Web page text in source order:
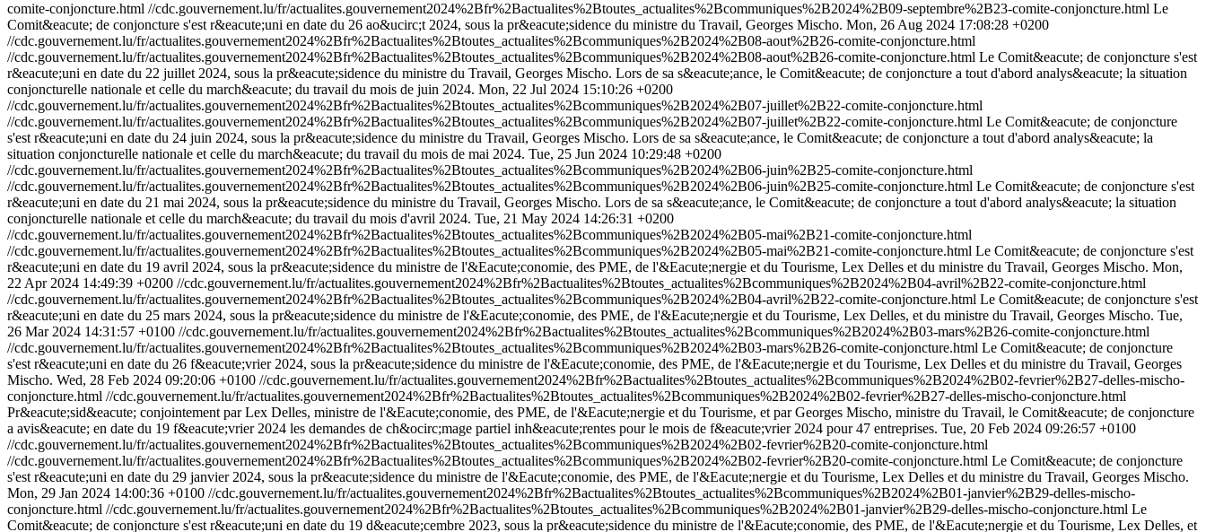
comite-conjoncture.html //cdc.gouvernement.lu/fr/actualites.gouvernement2024%2Bfr%2Bactualites%2Btoutes_actualites%2Bcommuniques%2B2024%2B09-septembre%2B23-comite-conjoncture.html Le
Comit&eacute; de conjoncture s'est r&eacute;uni en date du 26 ao&ucirc;t 2024, sous la pr&eacute;sidence du ministre du Travail, Georges Mischo. Mon, 26 Aug 2024 17:08:28 +0200
//cdc.gouvernement.lu/fr/actualites.gouvernement2024%2Bfr%2Bactualites%2Btoutes_actualites%2Bcommuniques%2B2024%2B08-aout%2B26-comite-conjoncture.html
//cdc.gouvernement.lu/fr/actualites.gouvernement2024%2Bfr%2Bactualites%2Btoutes_actualites%2Bcommuniques%2B2024%2B08-aout%2B26-comite-conjoncture.html Le Comit&eacute; de conjoncture s'est
r&eacute;uni en date du 22 juillet 2024, sous la pr&eacute;sidence du ministre du Travail, Georges Mischo. Lors de sa s&eacute;ance, le Comit&eacute; de conjoncture a tout d'abord analys&eacute; la situation
conjoncturelle nationale et celle du march&eacute; du travail du mois de juin 2024. Mon, 22 Jul 2024 15:10:26 +0200
//cdc.gouvernement.lu/fr/actualites.gouvernement2024%2Bfr%2Bactualites%2Btoutes_actualites%2Bcommuniques%2B2024%2B07-juillet%2B22-comite-conjoncture.html
//cdc.gouvernement.lu/fr/actualites.gouvernement2024%2Bfr%2Bactualites%2Btoutes_actualites%2Bcommuniques%2B2024%2B07-juillet%2B22-comite-conjoncture.html Le Comit&eacute; de conjoncture
s'est r&eacute;uni en date du 24 juin 2024, sous la pr&eacute;sidence du ministre du Travail, Georges Mischo. Lors de sa s&eacute;ance, le Comit&eacute; de conjoncture a tout d'abord analys&eacute; la
situation conjoncturelle nationale et celle du march&eacute; du travail du mois de mai 2024. Tue, 25 Jun 2024 10:29:48 +0200
//cdc.gouvernement.lu/fr/actualites.gouvernement2024%2Bfr%2Bactualites%2Btoutes_actualites%2Bcommuniques%2B2024%2B06-juin%2B25-comite-conjoncture.html
//cdc.gouvernement.lu/fr/actualites.gouvernement2024%2Bfr%2Bactualites%2Btoutes_actualites%2Bcommuniques%2B2024%2B06-juin%2B25-comite-conjoncture.html Le Comit&eacute; de conjoncture s'est
r&eacute;uni en date du 21 mai 2024, sous la pr&eacute;sidence du ministre du Travail, Georges Mischo. Lors de sa s&eacute;ance, le Comit&eacute; de conjoncture a tout d'abord analys&eacute; la situation
conjoncturelle nationale et celle du march&eacute; du travail du mois d'avril 2024. Tue, 21 May 2024 14:26:31 +0200
//cdc.gouvernement.lu/fr/actualites.gouvernement2024%2Bfr%2Bactualites%2Btoutes_actualites%2Bcommuniques%2B2024%2B05-mai%2B21-comite-conjoncture.html
//cdc.gouvernement.lu/fr/actualites.gouvernement2024%2Bfr%2Bactualites%2Btoutes_actualites%2Bcommuniques%2B2024%2B05-mai%2B21-comite-conjoncture.html Le Comit&eacute; de conjoncture s'est
r&eacute;uni en date du 19 avril 2024, sous la pr&eacute;sidence du ministre de l'&Eacute;conomie, des PME, de l'&Eacute;nergie et du Tourisme, Lex Delles et du ministre du Travail, Georges Mischo. Mon,
22 Apr 2024 14:49:39 +0200 //cdc.gouvernement.lu/fr/actualites.gouvernement2024%2Bfr%2Bactualites%2Btoutes_actualites%2Bcommuniques%2B2024%2B04-avril%2B22-comite-conjoncture.html
//cdc.gouvernement.lu/fr/actualites.gouvernement2024%2Bfr%2Bactualites%2Btoutes_actualites%2Bcommuniques%2B2024%2B04-avril%2B22-comite-conjoncture.html Le Comit&eacute; de conjoncture s'est
r&eacute;uni en date du 25 mars 2024, sous la pr&eacute;sidence du ministre de l'&Eacute;conomie, des PME, de l'&Eacute;nergie et du Tourisme, Lex Delles, et du ministre du Travail, Georges Mischo. Tue,
26 Mar 2024 14:31:57 +0100 //cdc.gouvernement.lu/fr/actualites.gouvernement2024%2Bfr%2Bactualites%2Btoutes_actualites%2Bcommuniques%2B2024%2B03-mars%2B26-comite-conjoncture.html
//cdc.gouvernement.lu/fr/actualites.gouvernement2024%2Bfr%2Bactualites%2Btoutes_actualites%2Bcommuniques%2B2024%2B03-mars%2B26-comite-conjoncture.html Le Comit&eacute; de conjoncture
s'est r&eacute;uni en date du 26 f&eacute;vrier 2024, sous la pr&eacute;sidence du ministre de l'&Eacute;conomie, des PME, de l'&Eacute;nergie et du Tourisme, Lex Delles et du ministre du Travail, Georges
Mischo. Wed, 28 Feb 2024 09:20:06 +0100 //cdc.gouvernement.lu/fr/actualites.gouvernement2024%2Bfr%2Bactualites%2Btoutes_actualites%2Bcommuniques%2B2024%2B02-fevrier%2B27-delles-mischo-
conjoncture.html //cdc.gouvernement.lu/fr/actualites.gouvernement2024%2Bfr%2Bactualites%2Btoutes_actualites%2Bcommuniques%2B2024%2B02-fevrier%2B27-delles-mischo-conjoncture.html
Pr&eacute;sid&eacute; conjointement par Lex Delles, ministre de l'&Eacute;conomie, des PME, de l'&Eacute;nergie et du Tourisme, et par Georges Mischo, ministre du Travail, le Comit&eacute; de conjoncture
a avis&eacute; en date du 19 f&eacute;vrier 2024 les demandes de ch&ocirc;mage partiel inh&eacute;rentes pour le mois de f&eacute;vrier 2024 pour 47 entreprises. Tue, 20 Feb 2024 09:26:57 +0100
//cdc.gouvernement.lu/fr/actualites.gouvernement2024%2Bfr%2Bactualites%2Btoutes_actualites%2Bcommuniques%2B2024%2B02-fevrier%2B20-comite-conjoncture.html
//cdc.gouvernement.lu/fr/actualites.gouvernement2024%2Bfr%2Bactualites%2Btoutes_actualites%2Bcommuniques%2B2024%2B02-fevrier%2B20-comite-conjoncture.html Le Comit&eacute; de conjoncture
s'est r&eacute;uni en date du 29 janvier 2024, sous la pr&eacute;sidence du ministre de l'&Eacute;conomie, des PME, de l'&Eacute;nergie et du Tourisme, Lex Delles et du ministre du Travail, Georges Mischo.
Mon, 29 Jan 2024 14:00:36 +0100 //cdc.gouvernement.lu/fr/actualites.gouvernement2024%2Bfr%2Bactualites%2Btoutes_actualites%2Bcommuniques%2B2024%2B01-janvier%2B29-delles-mischo-
conjoncture.html //cdc.gouvernement.lu/fr/actualites.gouvernement2024%2Bfr%2Bactualites%2Btoutes_actualites%2Bcommuniques%2B2024%2B01-janvier%2B29-delles-mischo-conjoncture.html Le
Comit&eacute; de conjoncture s'est r&eacute;uni en date du 19 d&eacute;cembre 2023, sous la pr&eacute;sidence du ministre de l'&Eacute;conomie, des PME, de l'&Eacute;nergie et du Tourisme, Lex Delles, et